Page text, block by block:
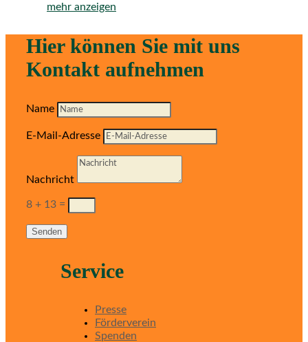
mehr anzeigen
Hier können Sie mit uns
Kontakt aufnehmen
Name
E-Mail-Adresse
Nachricht
8 + 13 =
Senden
Service
Presse
Förderverein
Spenden